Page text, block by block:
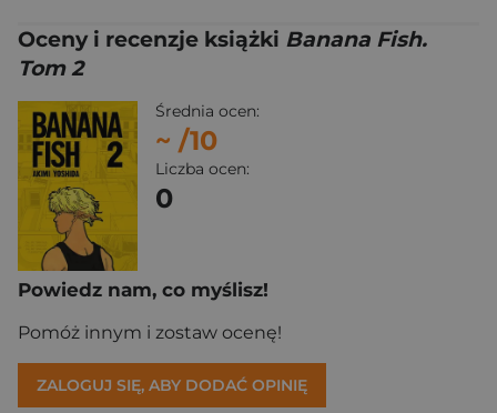
Oceny i recenzje książki Banana Fish.
Tom 2
Średnia ocen:
~ /10
Liczba ocen:
0
Powiedz nam, co myślisz!
Pomóż innym i zostaw ocenę!
ZALOGUJ SIĘ, ABY DODAĆ OPINIĘ